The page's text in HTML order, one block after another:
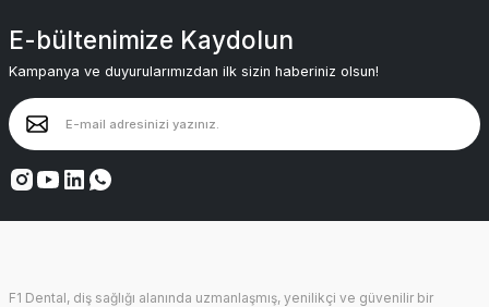
E-bültenimize Kaydolun
Kampanya ve duyurularımızdan ilk sizin haberiniz olsun!
F1 Dental, diş sağlığı alanında uzmanlaşmış, yenilikçi ve güvenilir bir